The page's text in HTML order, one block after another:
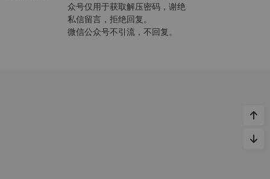
众号仅用于获取解压密码，谢绝
私信留言，拒绝回复。
微信公众号不引流，不回复。